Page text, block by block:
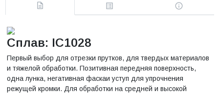
Сплав: IC1028
Первый выбор для отрезки прутков, для твердых материалов
и тяжелой обработки. Позитивная передняя поверхность,
одна лунка, негативная фаскаи уступ для упрочнения
режущей кромки. Для обработки на средней и высокой